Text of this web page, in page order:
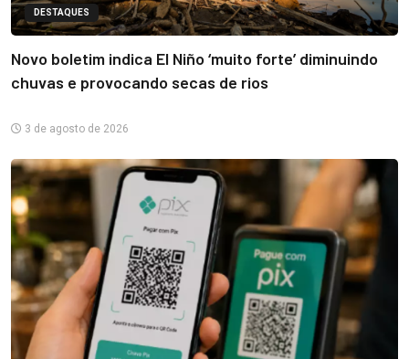
DESTAQUES
Novo boletim indica El Niño ‘muito forte’ diminuindo
chuvas e provocando secas de rios
3 de agosto de 2026